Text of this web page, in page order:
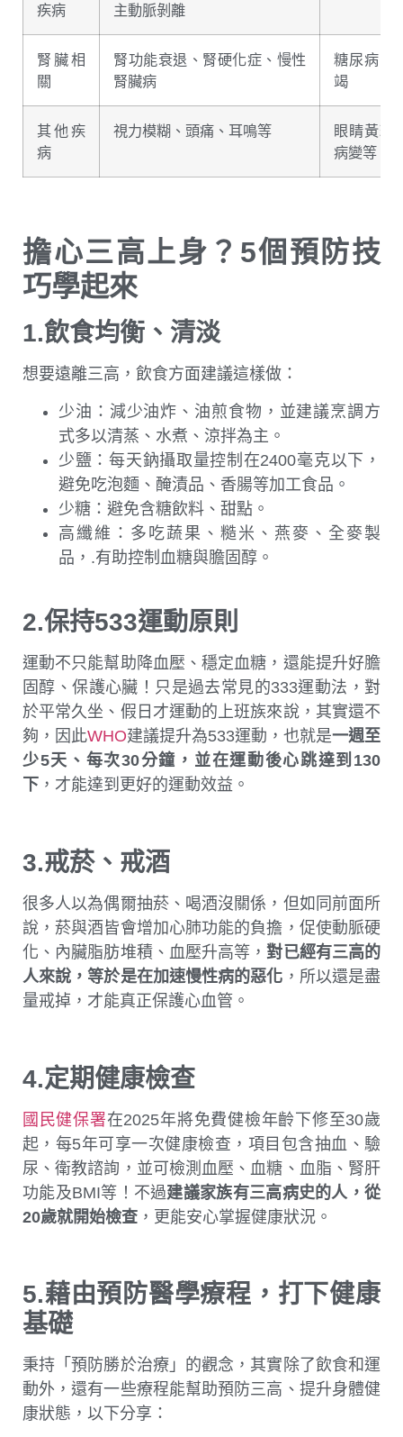
疾病
主動脈剝離
腎臟相
關
腎功能衰退、腎硬化症、慢性
腎臟病
糖尿病腎
竭
其他疾
病
視力模糊、頭痛、耳鳴等
眼睛黃斑
病變等
擔心三高上身？5個預防技
巧學起來
1.飲食均衡、清淡
想要遠離三高，飲食方面建議這樣做：
少油：減少油炸、油煎食物，並建議烹調方
式多以清蒸、水煮、涼拌為主。
少鹽：每天鈉攝取量控制在2400毫克以下，
避免吃泡麵、醃漬品、香腸等加工食品。
少糖：避免含糖飲料、甜點。
高纖維：多吃蔬果、糙米、燕麥、全麥製
品，.有助控制血糖與膽固醇。
2.保持533運動原則
運動不只能幫助降血壓、穩定血糖，還能提升好膽
固醇、保護心臟！只是過去常見的333運動法，對
於平常久坐、假日才運動的上班族來說，其實還不
夠，因此WHO建議提升為533運動，也就是一週至
少5天、每次30分鐘，並在運動後心跳達到130
下 ，才能達到更好的運動效益。
3.戒菸、戒酒
很多人以為偶爾抽菸、喝酒沒關係，但如同前面所
說，菸與酒皆會增加心肺功能的負擔，促使動脈硬
化、內臟脂肪堆積、血壓升高等，對已經有三高的
人來說，等於是在加速慢性病的惡化 ，所以還是盡
量戒掉，才能真正保護心血管。
4.定期健康檢查
國民健保署在2025年將免費健檢年齡下修至30歲
起，每5年可享一次健康檢查，項目包含抽血、驗
尿、衛教諮詢，並可檢測血壓、血糖、血脂、腎肝
功能及BMI等！不過建議家族有三高病史的人，從
20歲就開始檢查 ，更能安心掌握健康狀況。
5.藉由預防醫學療程，打下健康
基礎
秉持「預防勝於治療」的觀念，其實除了飲食和運
動外，還有一些療程能幫助預防三高、提升身體健
康狀態，以下分享：